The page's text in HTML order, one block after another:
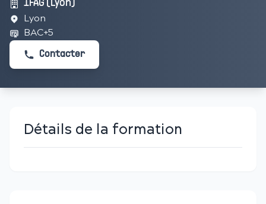
IFAG (Lyon)
Lyon
BAC+5
Contacter
Détails de la formation